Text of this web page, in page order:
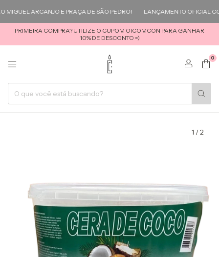
ARCANJO E PRAÇA DE SÃO PEDRO! LANÇAMENTO OFICIAL
PRIMEIRA COMPRA? UTILIZE O CUPOM OICOMCON PARA GANHAR
10% DE DESCONTO =)
0
1 /2